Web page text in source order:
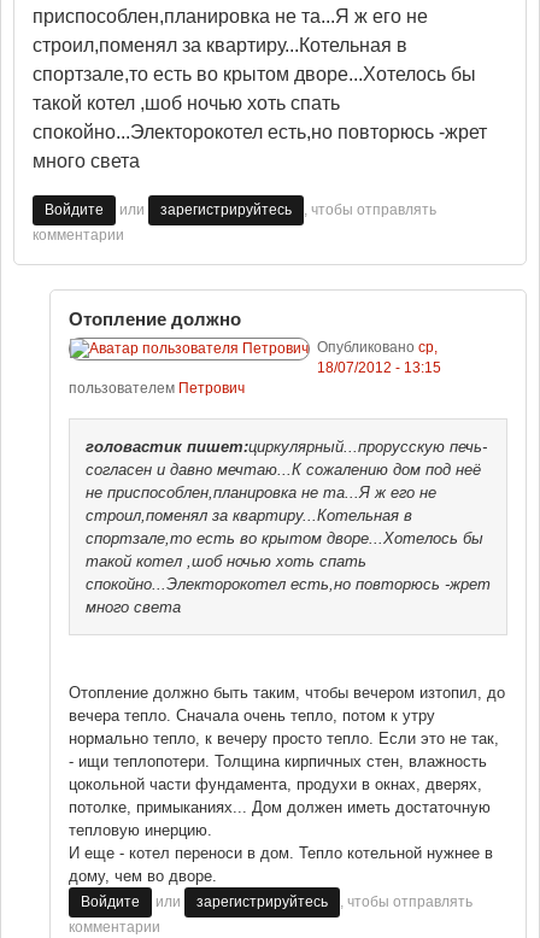
приспособлен,планировка не та...Я ж его не
строил,поменял за квартиру...Котельная в
спортзале,то есть во крытом дворе...Хотелось бы
такой котел ,шоб ночью хоть спать
спокойно...Электорокотел есть,но повторюсь -жрет
много света
Войдите или зарегистрируйтесь
, чтобы отправлять
комментарии
Отопление должно
Опубликовано ср,
18/07/2012 - 13:15
пользователем Петрович
головастик пишет:циркулярный...прорусскую печь-
согласен и давно мечтаю...К сожалению дом под неё
не приспособлен,планировка не та...Я ж его не
строил,поменял за квартиру...Котельная в
спортзале,то есть во крытом дворе...Хотелось бы
такой котел ,шоб ночью хоть спать
спокойно...Электорокотел есть,но повторюсь -жрет
много света
Отопление должно быть таким, чтобы вечером изтопил, до
вечера тепло. Сначала очень тепло, потом к утру
нормально тепло, к вечеру просто тепло. Если это не так,
- ищи теплопотери. Толщина кирпичных стен, влажность
цокольной части фундамента, продухи в окнах, дверях,
потолке, примыканиях... Дом должен иметь достаточную
тепловую инерцию.
И еще - котел переноси в дом. Тепло котельной нужнее в
дому, чем во дворе.
Войдите или зарегистрируйтесь
, чтобы отправлять
комментарии